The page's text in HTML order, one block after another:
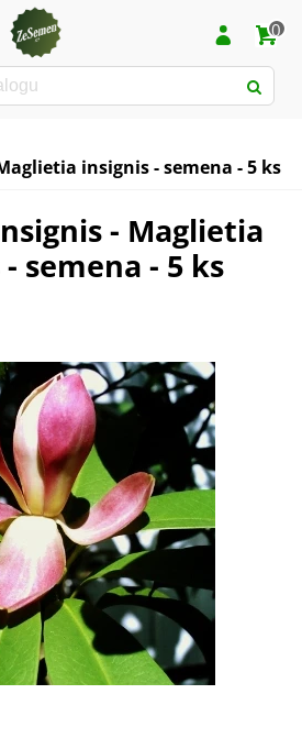
0
insignis - semena - 5 ks
- Maglietia
semena - 5 ks